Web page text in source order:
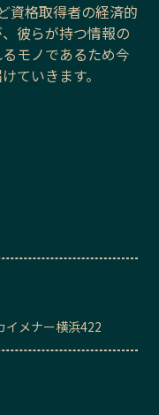
資格取得者の経済的
彼らが持つ情報の
モノであるため今
ていきます。
イメナー横浜422